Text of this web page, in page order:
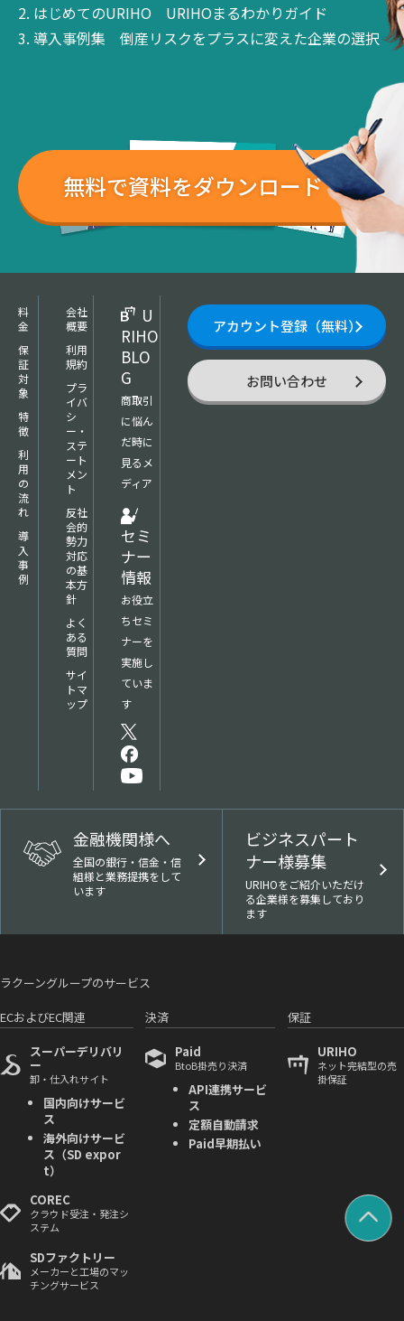
はじめてのURIHO
URIHOまるわかりガイド
導入事例集
倒産リスクをプラスに変えた企業の選択
無料で資料をダウンロード
料
金
保
証
対
象
特
徴
利
用
の
流
れ
導
入
事
例
U
RIHO
BLO
G
商取引
に悩ん
だ時に
見るメ
ディア
セミ
ナー
情報
お役立
ちセミ
ナーを
実施し
ていま
す
会社
概要
利用
規約
プラ
イバ
シ
ー・
ステ
ート
メン
ト
反社
会的
勢力
対応
の基
本方
針
よく
ある
質問
サイ
トマ
ップ
アカウント登録（無料）
お問い合わせ
金融機関様へ
全国の銀行・信金・信
組様と業務提携をして
います
ビジネスパート
ナー様募集
URIHOをご紹介いただけ
る企業様を募集しており
ます
ラクーングループのサービス
ECおよびEC関連
スーパーデリバリ
ー
卸・仕入れサイト
国内向けサービ
ス
海外向けサービ
ス（SD expor
t）
COREC
クラウド受注・発注シ
ステム
SDファクトリー
メーカーと工場のマッ
チングサービス
決済
Paid
BtoB掛売り決済
API連携サービ
ス
定額自動請求
Paid早期払い
保証
URIHO
ネット完結型の売
掛保証